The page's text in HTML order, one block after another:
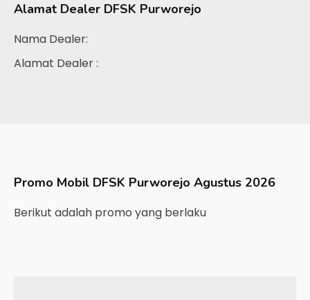
Alamat Dealer DFSK Purworejo
Nama Dealer:
Alamat Dealer :
Promo Mobil DFSK Purworejo Agustus 2026
Berikut adalah promo yang berlaku